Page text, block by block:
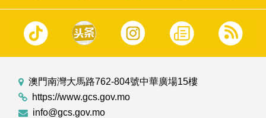
澳門南灣大馬路762-804號中華廣場15樓
https://www.gcs.gov.mo
info@gcs.gov.mo